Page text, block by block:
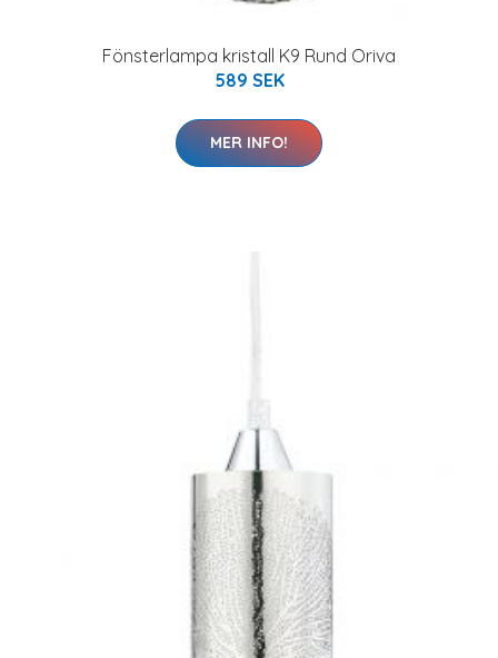
Fönsterlampa kristall K9 Rund Oriva
589 SEK
MER INFO!